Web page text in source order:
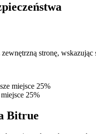
kopiowania transakcji
zewnętrzną stronę,
miejsce 25%
25%
Bitrue